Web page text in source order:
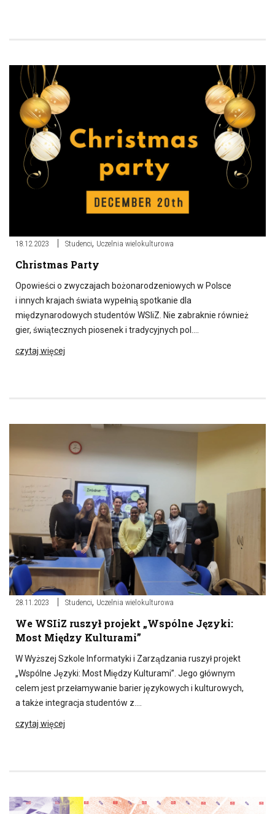
18.12.2023 Studenci, Uczelnia wielokulturowa
Christmas Party
Opowieści o zwyczajach bożonarodzeniowych w Polsce
i innych krajach świata wypełnią spotkanie dla
międzynarodowych studentów WSIiZ. Nie zabraknie również
gier, świątecznych piosenek i tradycyjnych pol….
czytaj więcej
28.11.2023 Studenci, Uczelnia wielokulturowa
We WSIiZ ruszył projekt „Wspólne Języki:
Most Między Kulturami”
W Wyższej Szkole Informatyki i Zarządzania ruszył projekt
„Wspólne Języki: Most Między Kulturami”. Jego głównym
celem jest przełamywanie barier językowych i kulturowych,
a także integracja studentów z….
czytaj więcej